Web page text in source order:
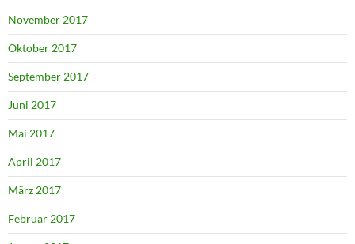
November 2017
Oktober 2017
September 2017
Juni 2017
Mai 2017
April 2017
März 2017
Februar 2017